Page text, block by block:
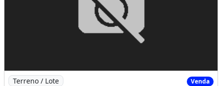
Imagem: Loteamento Porto Pecem com Lotes a Partir
Terreno / Lote Venda